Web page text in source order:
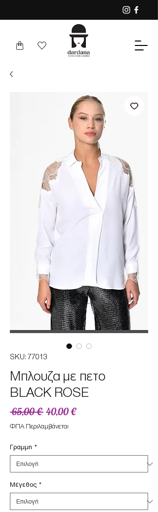
SKU: 77013
Μπλουζα με πετο
BLACK ROSE
65,00 € Κανονική
τιμή
40,00 €Τιμή
ΦΠΑ Περιλαμβάνεται
Γραμμη *
Μέγεθος *